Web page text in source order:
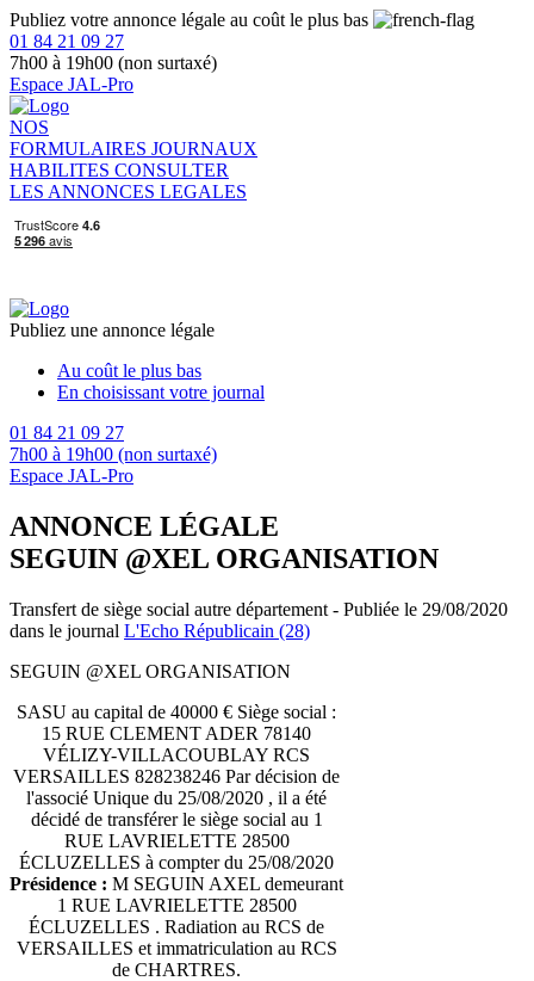
Publiez votre annonce légale au coût le plus bas
01 84 21 09 27
7h00 à 19h00 (non surtaxé)
Espace JAL-Pro
NOS
FORMULAIRES JOURNAUX
HABILITES CONSULTER
LES ANNONCES LEGALES
Publiez une annonce légale
Au coût le plus bas
En choisissant votre journal
01 84 21 09 27
7h00 à 19h00 (non surtaxé)
Espace JAL-Pro
ANNONCE LÉGALE
SEGUIN @XEL ORGANISATION
Transfert de siège social autre département - Publiée le 29/08/2020
dans le journal L'Echo Républicain (28)
SEGUIN @XEL ORGANISATION
SASU au capital de 40000 € Siège social :
15 RUE CLEMENT ADER 78140
VÉLIZY-VILLACOUBLAY RCS
VERSAILLES 828238246 Par décision de
l'associé Unique du 25/08/2020 , il a été
décidé de transférer le siège social au 1
RUE LAVRIELETTE 28500
ÉCLUZELLES à compter du 25/08/2020
Présidence : M SEGUIN AXEL demeurant
1 RUE LAVRIELETTE 28500
ÉCLUZELLES . Radiation au RCS de
VERSAILLES et immatriculation au RCS
de CHARTRES.